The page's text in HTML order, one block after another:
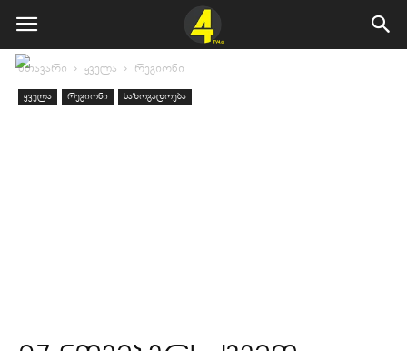
მთავარი ყველა რეგიონი
ყველა რეგიონი საზოგადოება